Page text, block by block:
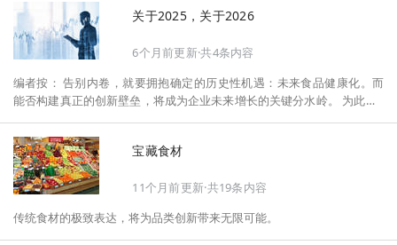
关于2025，关于2026
6个月前更新·共4条内容
编者按： 告别内卷，就要拥抱确定的历史性机遇：未来食品健康化。而
能否构建真正的创新壁垒，将成为企业未来增长的关键分水岭。 为此，F
将以“创新产品”透视“未来机会”，以全球视野探寻中国机遇、增长解法，
拆解年度标杆的增长逻辑与谋篇布局，深挖“药食同源”“低GI”“老龄营
养”“清洁标签”等热门赛道的爆品基因，从趋势预判、品类创新、未来增长
机会、企业战略布局以及渠道变革等，为行业提供务实、前瞻的开年创新
宝藏食材
11个月前更新·共19条内容
传统食材的极致表达，将为品类创新带来无限可能。